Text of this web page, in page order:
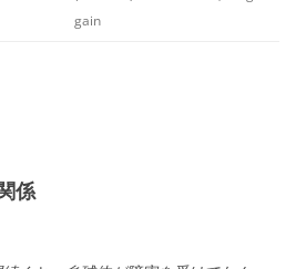
gain
係